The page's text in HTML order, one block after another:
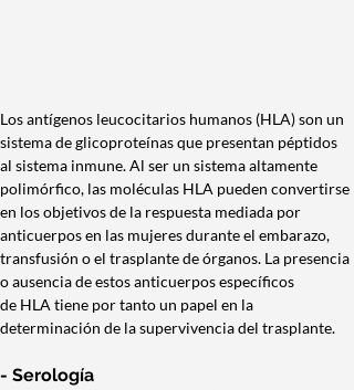
Los antígenos leucocitarios humanos (HLA) son un
sistema de glicoproteínas que presentan péptidos
al sistema inmune. Al ser un sistema altamente
polimórfico, las moléculas HLA pueden convertirse
en los objetivos de la respuesta mediada por
anticuerpos en las mujeres durante el embarazo,
transfusión o el trasplante de órganos. La presencia
o ausencia de estos anticuerpos específicos
de HLA tiene por tanto un papel en la
determinación de la supervivencia del trasplante.
- Serología